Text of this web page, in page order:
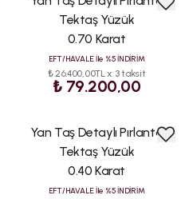
Tektaş Yüzük
0.70 Karat
EFT/HAVALE İle %5 İNDİRİM
₺ 26.400,00TL x 3 taksit
₺ 79.200,00
Yan Taş Detaylı Pırlanta
Tektaş Yüzük
0.40 Karat
EFT/HAVALE İle %5 İNDİRİM